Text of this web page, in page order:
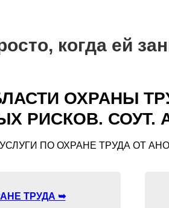
когда ей
ОХРАНЫ
РИСКОВ. СОУТ.
УСЛУГИ ПО ОХРАНЕ ТРУДА ОТ
ТРУДА ➥